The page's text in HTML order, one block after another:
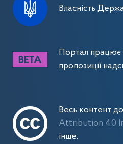
Власність
Портал працює
пропозиції
Весь контент
Attribution 4.0
інше.